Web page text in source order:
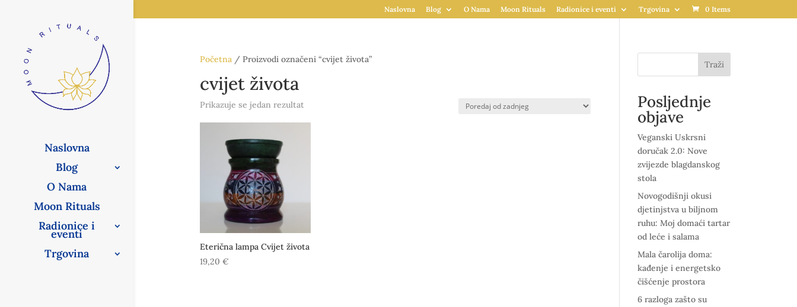
Naslovna Blog O Nama Moon Rituals Radionice i eventi Trgovina 0 Items
Naslovna
Blog
O Nama
Moon Rituals
Radionice i
eventi
Trgovina
Početna/ Proizvodi označeni “cvijet života”
cvijet života
Prikazuje se jedan rezultat
Eterična lampa Cvijet života
19,20 €
Traži
Posljednje
objave
Veganski Uskrsni
doručak 2.0: Nove
zvijezde blagdanskog
stola
Novogodišnji okusi
djetinjstva u biljnom
ruhu: Moj domaći tartar
od leće i salama
Mala čarolija doma:
kađenje i energetsko
čišćenje prostora
6 razloga zašto su